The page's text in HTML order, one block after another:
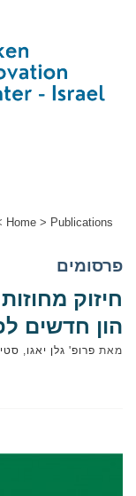
Home > Publications
פרסומים
חיזוק
הון חדשים
מאת פרופ' גלן יאגו,